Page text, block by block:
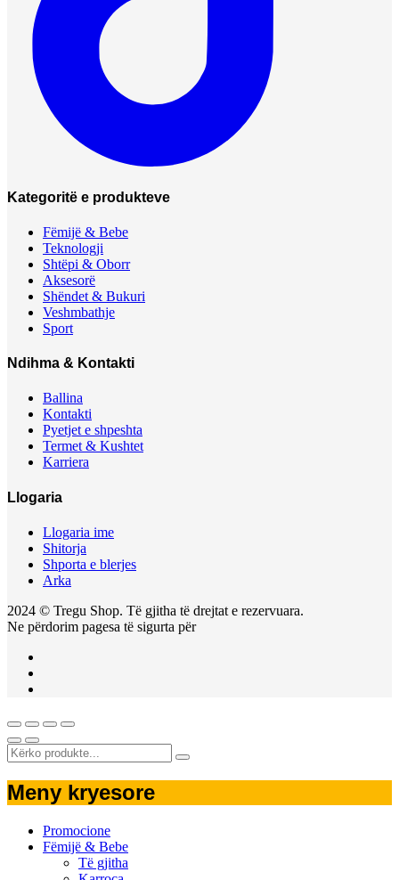
Kategoritë e produkteve
Fëmijë & Bebe
Teknologji
Shtëpi & Oborr
Aksesorë
Shëndet & Bukuri
Veshmbathje
Sport
Ndihma & Kontakti
Ballina
Kontakti
Pyetjet e shpeshta
Termet & Kushtet
Karriera
Llogaria
Llogaria ime
Shitorja
Shporta e blerjes
Arka
2024 © Tregu Shop. Të gjitha të drejtat e rezervuara.
Ne përdorim pagesa të sigurta për
Meny kryesore
Promocione
Fëmijë & Bebe
Të gjitha